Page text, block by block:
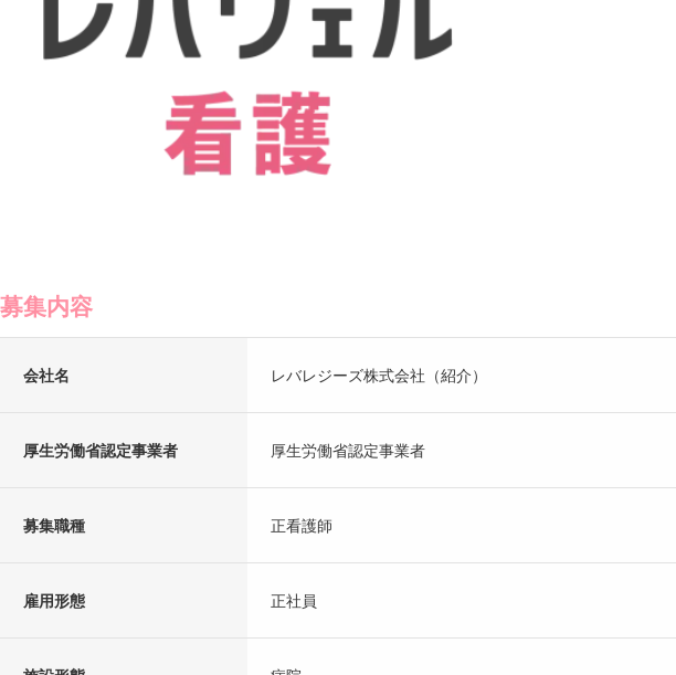
募集内容
会社名 レバレジーズ株式会社（紹介）
厚生労働省認定事業者 厚生労働省認定事業者
募集職種 正看護師
雇用形態 正社員